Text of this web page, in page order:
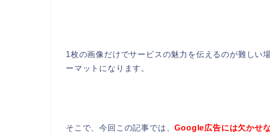
1枚の画像だけでサービスの魅力を伝えるのが難しい
ーマットになります。
そこで、今回この記事では、Google広告には欠かせ